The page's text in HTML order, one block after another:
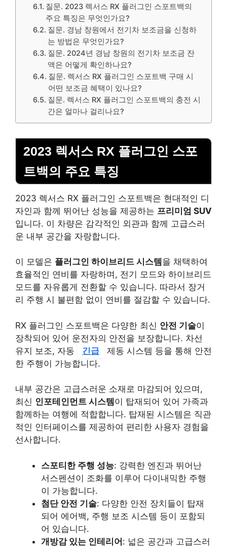
질문. 2023 렉서스 RX 플러그인 스포트백의
주요 특징은 무엇인가요?
질문. 경남 창원에서 전기차 보조금을 신청하
는 방법은 무엇인가요?
질문. 2024년 경남 창원의 전기차 보조금 잔
액은 어떻게 확인하나요?
질문. 렉서스 RX 플러그인 스포트백 구매 시
어떤 보조금 혜택이 있나요?
질문. 렉서스 RX 플러그인 스포트백의 충전 시
간은 얼마나 걸리나요?
2023 렉서스 RX 플러그인 스포
트백의 주요 특징
2023 렉서스 RX 플러그인 스포트백은 현대적인 디
자인과 함께 뛰어난 성능을 제공하는 프리미엄 SUV
입니다. 이 차량은 감각적인 외관과 함께 고급스러
운 내부 공간을 자랑합니다.
이 모델은 플러그인 하이브리드 시스템 을 채택하여
효율적인 연비를 자랑하며, 전기 모드와 하이브리드
모드를 자유롭게 전환할 수 있습니다. 따라서 장거
리 주행 시 불편함 없이 연비를 절감할 수 있습니다.
RX 플러그인 스포트백은 다양한 최신 안전 기술이
장착되어 있어 운전자의 안전을 보장합니다. 차선
유지 보조, 자동
긴급
제동 시스템 등을 통해 안전
한 주행이 가능합니다.
내부 공간은 고급스러운 소재로 마감되어 있으며,
최신 인포테인먼트 시스템 이 탑재되어 있어 가족과
함께하는 여행에 적합합니다. 탑재된 시스템은 직관
적인 인터페이스를 제공하여 편리한 사용자 경험을
선사합니다.
스포티한 주행 성능: 강력한 엔진과 뛰어난
서스펜션이 조화를 이루어 다이내믹한 주행
이 가능합니다.
첨단 안전 기술: 다양한 안전 장치들이 탑재
되어 에어백, 주행 보조 시스템 등이 포함되
어 있습니다.
개방감 있는 인테리어: 넓은 공간과 고급스러